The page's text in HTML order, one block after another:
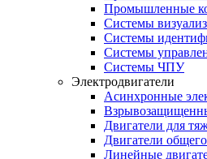
Промышленные
Системы
Системы
Системы
Системы ЧПУ
Электродвигатели
Асинхронные
Двигатели для
Двигатели
Линейные